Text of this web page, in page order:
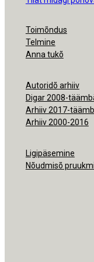
Toimõndus
Telmine
Anna tukõ
Autoridõ arhiiv
Digar 2008-
Arhiiv 2017-
Arhiiv 2000-2016
Ligipäsemine
Nõudmisõ